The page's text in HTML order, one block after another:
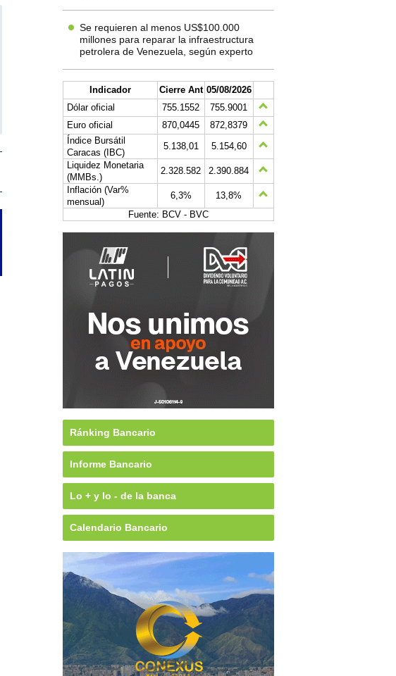
Se requieren al menos US$100.000
millones para reparar la infraestructura
petrolera de Venezuela, según experto
Indicador Cierre Ant 05/08/2026
Dólar oficial
755.1552
755.9001
Euro oficial
870,0445
872,8379
Índice Bursátil
Caracas (IBC)
5.138,01
5.154,60
Liquidez Monetaria
(MMBs.)
2.328.582
2.390.884
Inflación (Var%
mensual)
6,3%
13,8%
Fuente: BCV - BVC
Ránking Bancario
Informe Bancario
Lo + y lo - de la banca
Calendario Bancario